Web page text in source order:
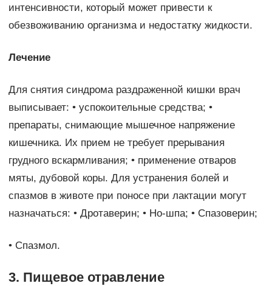
интенсивности, который может привести к
обезвоживанию организма и недостатку жидкости.
Лечение
Для снятия синдрома раздраженной кишки врач
выписывает: • успокоительные средства; •
препараты, снимающие мышечное напряжение
кишечника. Их прием не требует прерывания
грудного вскармливания; • применение отваров
мяты, дубовой коры. Для устранения болей и
спазмов в животе при поносе при лактации могут
назначаться: • Дротаверин; • Но-шпа; • Спазоверин;
• Спазмол.
3. Пищевое отравление